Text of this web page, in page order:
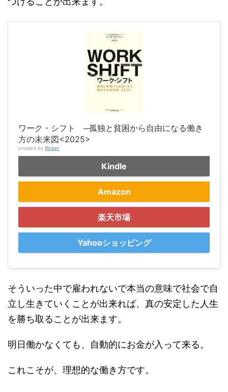
ワーク・シフト ─孤独と貧困から自由になる働き
方の未来図<2025>
created by Rinker
Kindle
Amazon
楽天市場
Yahooショッピング
そういった中で雇われないで本当の意味で社会で自
立し生きていくことが出来れば、真の安定した人生
を勝ち取ることが出来ます。
明日働かなくても、自動的にお金が入って来る。
これこそが、理想的な働き方です。